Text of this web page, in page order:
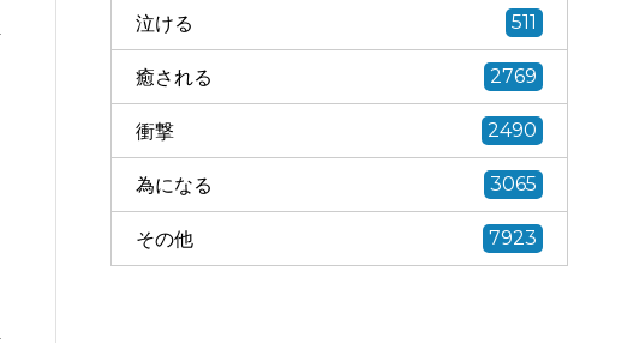
泣ける 511
癒される 2769
衝撃 2490
為になる 3065
その他 7923